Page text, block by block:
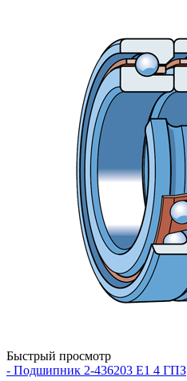
Быстрый просмотр
- Подшипник 2-436203 Е1 4 ГПЗ